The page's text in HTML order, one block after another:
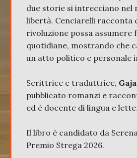
due storie si intrecciano nel
libertà. Cenciarelli racconta
rivoluzione possa assumere
quotidiane, mostrando che
un atto politico e personale
Scrittrice e traduttrice,
pubblicato romanzi e
ed è docente di lingua e
Il libro è candidato da
Premio Strega 2026.